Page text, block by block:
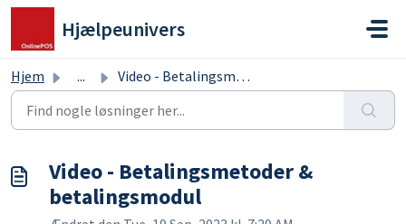
Gå til hovedindhold
Hjælpeunivers
Hjem ... Video - Betalingsmetoder & betalingsmodul
Video - Betalingsmetoder &
betalingsmodul